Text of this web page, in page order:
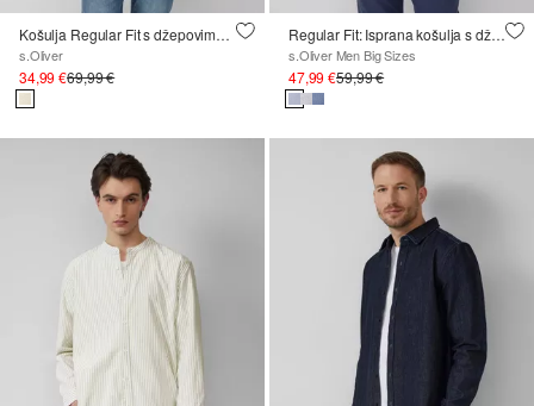
Košulja Regular Fit s džepovima i logotipom
s.Oliver
34,99 €69,99 €
Regular Fit: Isprana košulja s džepom na prsima
s.Oliver Men Big Sizes
47,99 €59,99 €